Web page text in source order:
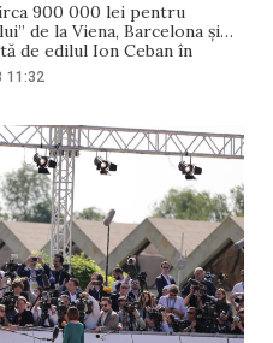
900 000 lei pentru
de la Viena, Barcelona și
de edilul Ion Ceban în
august. Ceban a ținut să
au fost folosite mai
11:32